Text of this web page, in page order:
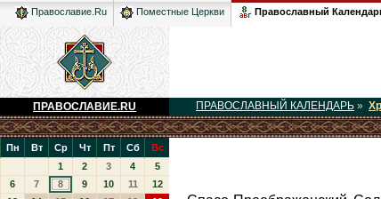
Православие.Ru Поместные Церкви Православный
ПРАВОСЛАВИЕ.RU ПРАВОСЛАВНЫЙ КАЛЕНДАРЬ »
Пн Вт Ср Чт Пт Сб
Вс
1
2 3 4
5
6
7 8 9 10 11
12